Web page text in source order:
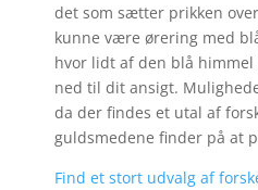
det som sætter prikken
kunne være ørering med
hvor lidt af den blå
ned til dit ansigt.
da der findes et utal af
guldsmedene finder på at
Find et stort udvalg af